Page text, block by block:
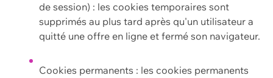
de session) : les cookies temporaires sont
supprimés au plus tard après qu'un utilisateur a
quitté une offre en ligne et fermé son navigateur.
Cookies permanents : les cookies permanents